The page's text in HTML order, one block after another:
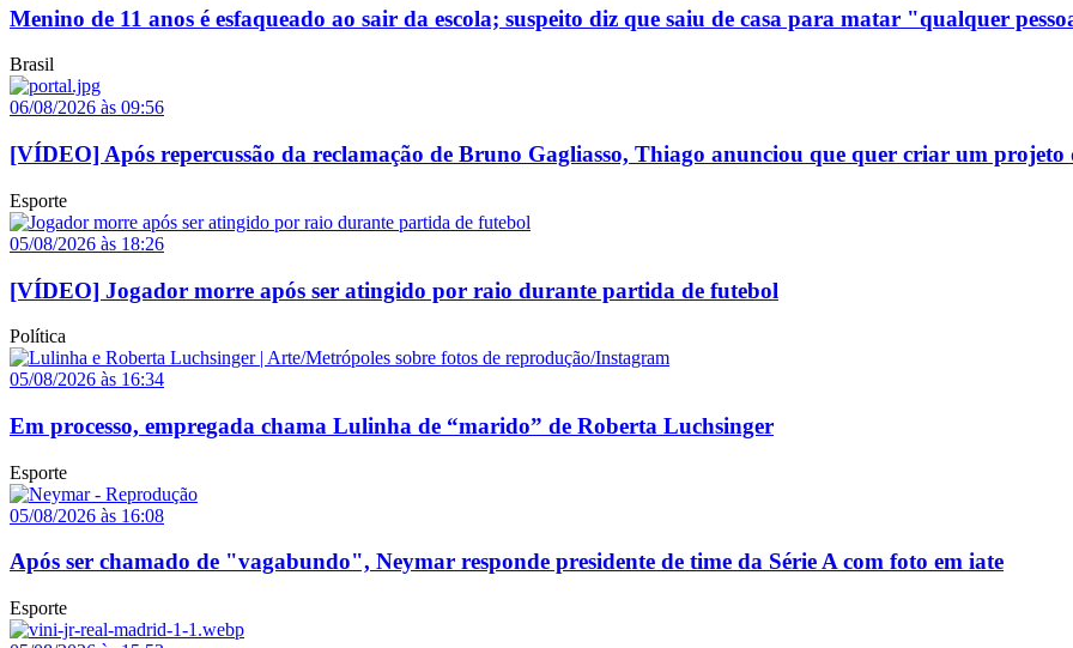
Menino de 11 anos é esfaqueado ao sair da escola; suspeito diz que saiu de casa para matar "qualquer
Brasil
06/08/2026 às 09:56
[VÍDEO] Após repercussão da reclamação de Bruno Gagliasso, Thiago anunciou que quer criar um
Esporte
05/08/2026 às 18:26
[VÍDEO] Jogador morre após ser atingido por raio durante partida de futebol
Política
05/08/2026 às 16:34
Em processo, empregada chama Lulinha de “marido” de Roberta Luchsinger
Esporte
05/08/2026 às 16:08
Após ser chamado de "vagabundo", Neymar responde presidente de time da Série A com foto em iate
Esporte